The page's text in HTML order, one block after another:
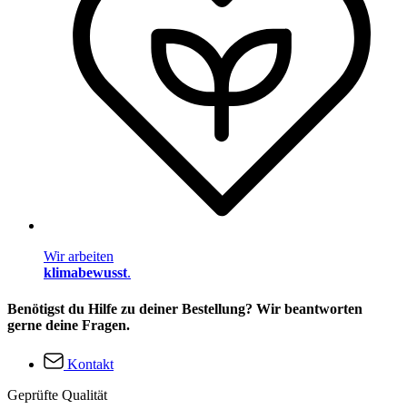
Wir arbeiten
klimabewusst.
Benötigst du Hilfe zu deiner Bestellung? Wir beantworten
gerne deine Fragen.
Kontakt
Geprüfte Qualität